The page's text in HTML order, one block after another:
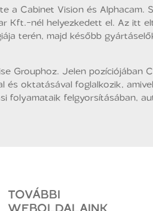
a Cabinet Vision és Alphacam.
Kft.-nél helyezkedett el. Az itt
terén, majd később
Grouphoz. Jelen pozíciójában
és oktatásával foglalkozik,
folyamataik felgyorsításában,
TOVÁBBI